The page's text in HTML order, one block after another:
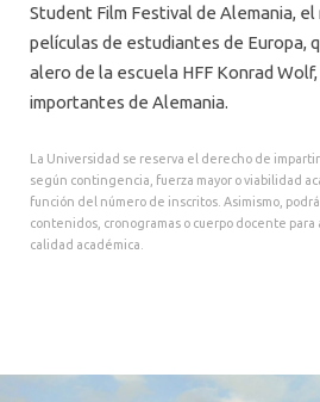
Student Film Festival de Alemania,
películas de estudiantes de Europa,
alero de la escuela HFF Konrad Wolf,
importantes de Alemania.
La Universidad se reserva el derecho de
según contingencia, fuerza mayor o viabilidad
función del número de inscritos. Asimismo,
contenidos, cronogramas o cuerpo docente para
calidad académica.